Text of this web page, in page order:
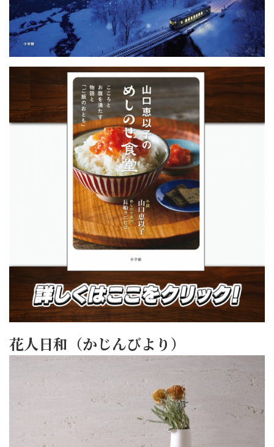
花人日和（かじんびより）